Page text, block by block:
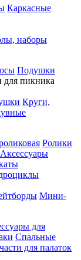
Каркасные
наборы
Подушки
для пикника
Круги,
Ролики
Аксессуары
Мини-
для
Спальные
для палаток